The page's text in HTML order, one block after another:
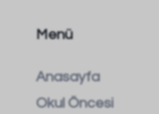
Menü
Anasayfa
Okul Öncesi